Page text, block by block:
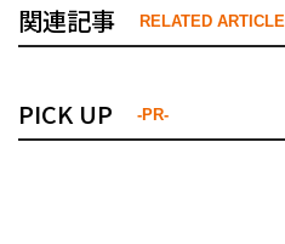
関連記事 RELATED ARTICLE
PICK UP -PR-